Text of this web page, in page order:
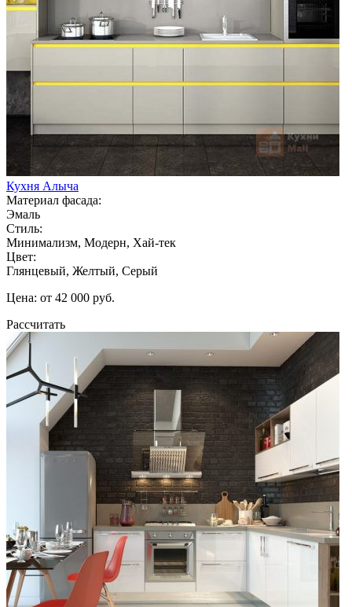
Кухня Алыча
Материал фасада:
Эмаль
Стиль:
Минимализм, Модерн, Хай-тек
Цвет:
Глянцевый, Желтый, Серый
Цена: от 42 000 руб.
Рассчитать